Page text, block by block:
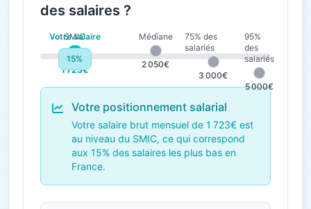
des salaires ?
SMIC
1 823€
Médiane
2 050€
75% des
salariés
3 000€
95%
des
salariés
5 000€
Votre salaire
1 723€
15%
Votre positionnement salarial
Votre salaire brut mensuel de 1 723€ est
au niveau du SMIC, ce qui correspond
aux 15% des salaires les plus bas en
France.